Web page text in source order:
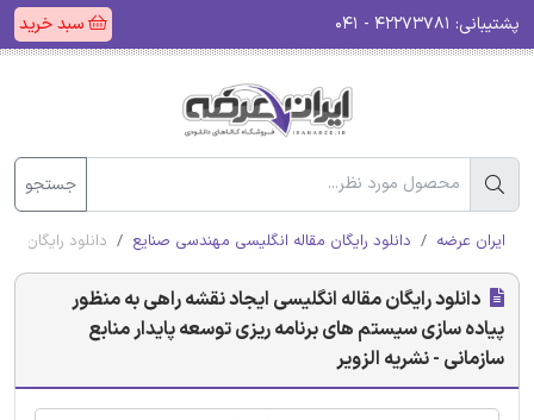
پشتیبانی: سبد خرید
جستجو
ایران عرضه دانلود رایگان مقاله انگلیسی مهندسی صنایع دانلود رایگان
دانلود رایگان مقاله انگلیسی ایجاد نقشه راهی به منظور
پیاده سازی سیستم های برنامه ریزی توسعه پایدار منابع
سازمانی - نشریه الزویر